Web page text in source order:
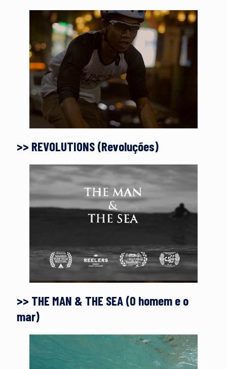
>> REVOLUTIONS (Revoluções)
>> THE MAN & THE SEA (O homem e o
mar)